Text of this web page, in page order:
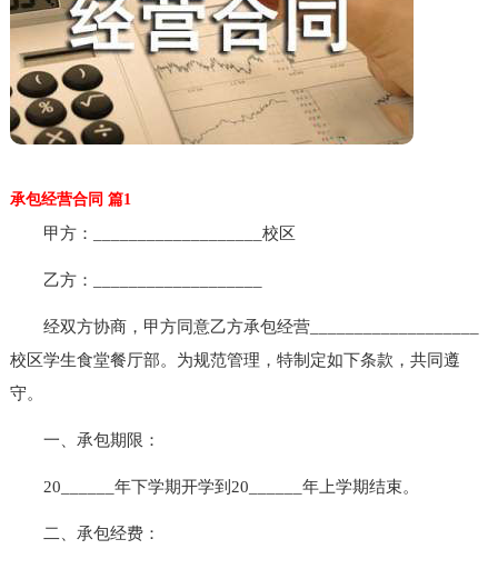
承包经营合同 篇1
甲方：___________________校区
乙方：___________________
经双方协商，甲方同意乙方承包经营___________________
校区学生食堂餐厅部。为规范管理，特制定如下条款，共同遵
守。
一、承包期限：
20______年下学期开学到20______年上学期结束。
二、承包经费：